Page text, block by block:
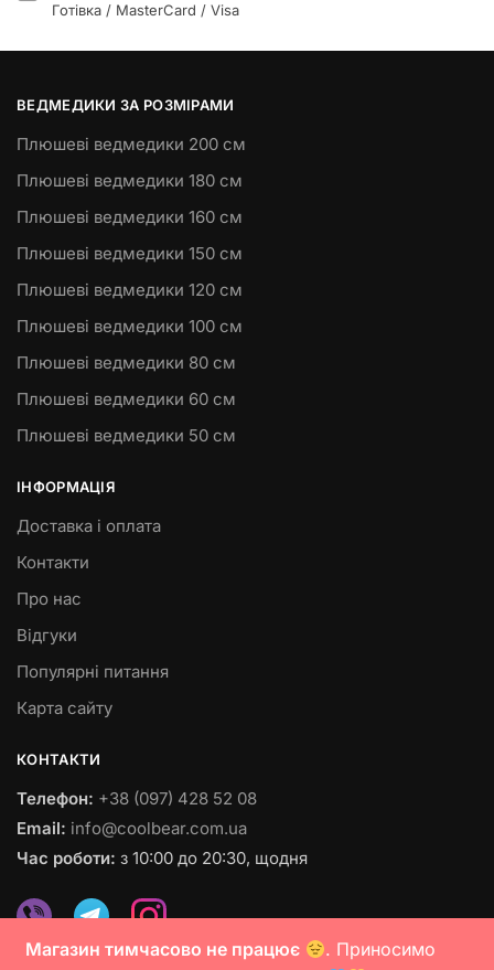
Магазин тимчасово не працює
. Приносимо
Готівка / MasterCard / Visa
ВЕДМЕДИКИ ЗА РОЗМІРАМИ
Плюшеві ведмедики 200 см
Плюшеві ведмедики 180 см
Плюшеві ведмедики 160 см
Плюшеві ведмедики 150 см
Плюшеві ведмедики 120 см
Плюшеві ведмедики 100 см
Плюшеві ведмедики 80 см
Плюшеві ведмедики 60 см
Плюшеві ведмедики 50 см
ІНФОРМАЦІЯ
Доставка і оплата
Контакти
Про нас
Відгуки
Популярні питання
Карта сайту
КОНТАКТИ
Телефон: +38 (097) 428 52 08
Email: info@coolbear.com.ua
Час роботи: з 10:00 до 20:30, щодня